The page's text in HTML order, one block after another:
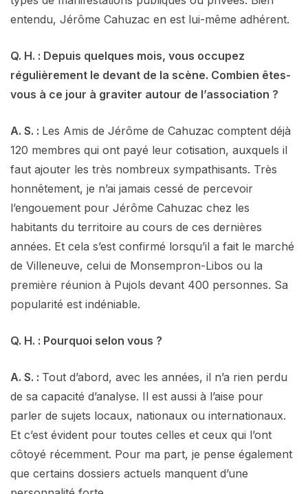
entendu, Jérôme Cahuzac en est lui-même adhérent.
Q. H. : Depuis quelques mois, vous occupez
régulièrement le devant de la scène. Combien êtes-
vous à ce jour à graviter autour de l’association ?
A. S. : Les Amis de Jérôme de Cahuzac comptent déjà
120 membres qui ont payé leur cotisation, auxquels il
faut ajouter les très nombreux sympathisants. Très
honnêtement, je n’ai jamais cessé de percevoir
l’engouement pour Jérôme Cahuzac chez les
habitants du territoire au cours de ces dernières
années. Et cela s’est confirmé lorsqu’il a fait le marché
de Villeneuve, celui de Monsempron-Libos ou la
première réunion à Pujols devant 400 personnes. Sa
popularité est indéniable.
Q. H. : Pourquoi selon vous ?
A. S. : Tout d’abord, avec les années, il n’a rien perdu
de sa capacité d’analyse. Il est aussi à l’aise pour
parler de sujets locaux, nationaux ou internationaux.
Et c’est évident pour toutes celles et ceux qui l’ont
côtoyé récemment. Pour ma part, je pense également
que certains dossiers actuels manquent d’une